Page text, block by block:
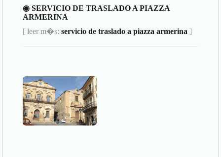
◉ SERVICIO DE TRASLADO A PIAZZA
ARMERINA
[ leer m�s:servicio de traslado a piazza armerina ]